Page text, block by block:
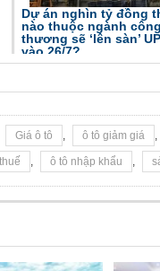
Dự án nghìn tỷ đồng
nào thuộc ngành công
thương sẽ ‘lên sàn’
vào 26/7?
Giá ô tô ô tô giảm giá
thuế ô tô nhập khẩu